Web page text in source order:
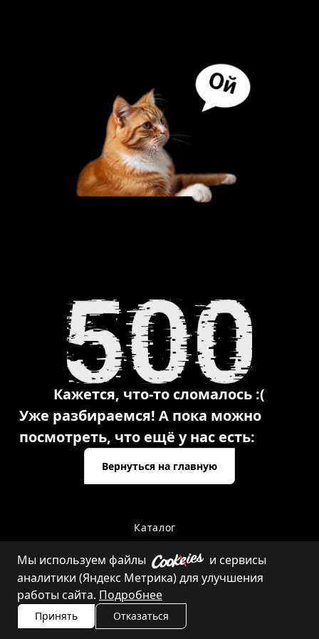
Кажется, что-то сломалось :(
Уже разбираемся! А пока можно
посмотреть, что ещё у нас есть:
Вернуться на главную
Каталог
Контакты
Мы используем файлы
и сервисы
аналитики (Яндекс Метрика) для улучшения
работы сайта. Подробнее
Принять Отказаться